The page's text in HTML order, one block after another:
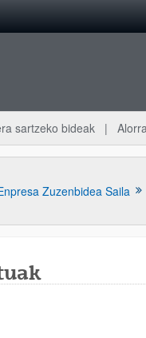
sartzeko bideak
Zuzenbidea Saila